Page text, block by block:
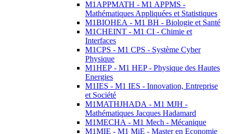
M1APPMATH - M1 APPMS -
Mathématiques Appliquées et Statistiques
M1BIOHEA - M1 BH - Biologie et Santé
M1CHEINT - M1 CI - Chimie et
Interfaces
M1CPS - M1 CPS - Système Cyber
Physique
M1HEP - M1 HEP - Physique des Hautes
Energies
M1IES - M1 IES - Innovation, Entreprise
et Société
M1MATHJHADA - M1 MJH -
Mathématiques Jacques Hadamard
M1MECHA - M1 Mech - Mécanique
M1MIE - M1 MiE - Master en Economie